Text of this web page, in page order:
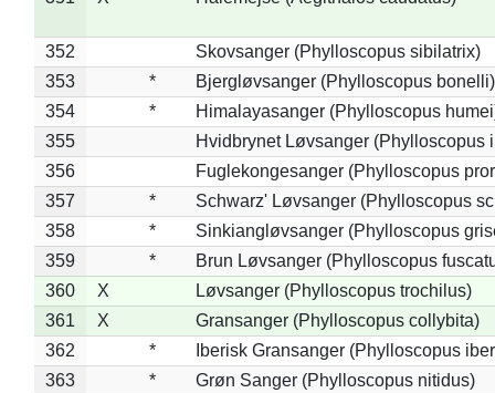
352
Skovsanger (Phylloscopus sibilatrix)
353
*
Bjergløvsanger (Phylloscopus bonelli)
354
*
Himalayasanger (Phylloscopus
355
Hvidbrynet Løvsanger (Phylloscopus
356
Fuglekongesanger (Phylloscopus
357
*
Schwarz' Løvsanger (Phylloscopus
358
*
Sinkiangløvsanger (Phylloscopus
359
*
Brun Løvsanger (Phylloscopus
360
X
Løvsanger (Phylloscopus trochilus)
361
X
Gransanger (Phylloscopus collybita)
362
*
Iberisk Gransanger (Phylloscopus
363
*
Grøn Sanger (Phylloscopus nitidus)